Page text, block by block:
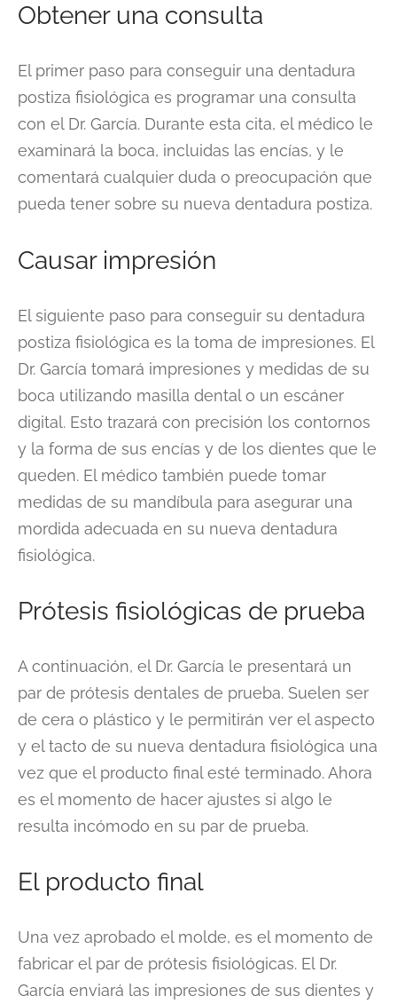
Obtener una consulta
El primer paso para conseguir una dentadura
postiza fisiológica es programar una consulta
con el Dr. García. Durante esta cita, el médico le
examinará la boca, incluidas las encías, y le
comentará cualquier duda o preocupación que
pueda tener sobre su nueva dentadura postiza.
Causar impresión
El siguiente paso para conseguir su dentadura
postiza fisiológica es la toma de impresiones. El
Dr. García tomará impresiones y medidas de su
boca utilizando masilla dental o un escáner
digital. Esto trazará con precisión los contornos
y la forma de sus encías y de los dientes que le
queden. El médico también puede tomar
medidas de su mandíbula para asegurar una
mordida adecuada en su nueva dentadura
fisiológica.
Prótesis fisiológicas de prueba
A continuación, el Dr. García le presentará un
par de prótesis dentales de prueba. Suelen ser
de cera o plástico y le permitirán ver el aspecto
y el tacto de su nueva dentadura fisiológica una
vez que el producto final esté terminado. Ahora
es el momento de hacer ajustes si algo le
resulta incómodo en su par de prueba.
El producto final
Una vez aprobado el molde, es el momento de
fabricar el par de prótesis fisiológicas. El Dr.
García enviará las impresiones de sus dientes y